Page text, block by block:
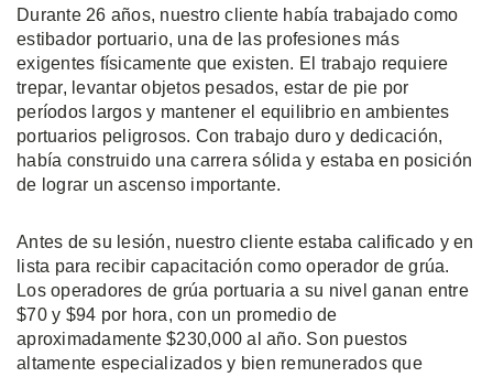
Durante 26 años, nuestro cliente había trabajado como
estibador portuario, una de las profesiones más
exigentes físicamente que existen. El trabajo requiere
trepar, levantar objetos pesados, estar de pie por
períodos largos y mantener el equilibrio en ambientes
portuarios peligrosos. Con trabajo duro y dedicación,
había construido una carrera sólida y estaba en posición
de lograr un ascenso importante.
Antes de su lesión, nuestro cliente estaba calificado y en
lista para recibir capacitación como operador de grúa.
Los operadores de grúa portuaria a su nivel ganan entre
$70 y $94 por hora, con un promedio de
aproximadamente $230,000 al año. Son puestos
altamente especializados y bien remunerados que